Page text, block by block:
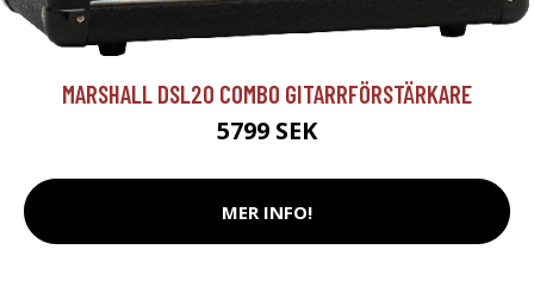
MARSHALL DSL20 COMBO GITARRFÖRSTÄRKARE
5799 SEK
MER INFO!